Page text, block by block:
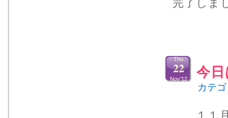
完了しま
今
Thu
22
Nov’12
カテ
１１月